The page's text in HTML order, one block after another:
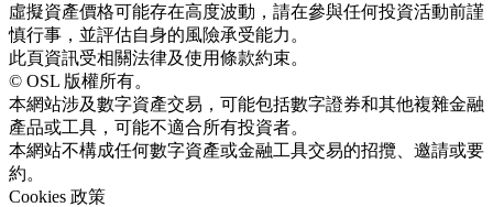
虛擬資產價格可能存在高度波動，請在參與任何投資活動前謹
慎行事，並評估自身的風險承受能力。
此頁資訊受相關法律及使用條款約束。
© OSL 版權所有。
本網站涉及數字資產交易，可能包括數字證券和其他複雜金融
產品或工具，可能不適合所有投資者。
本網站不構成任何數字資產或金融工具交易的招攬、邀請或要
約。
Cookies 政策